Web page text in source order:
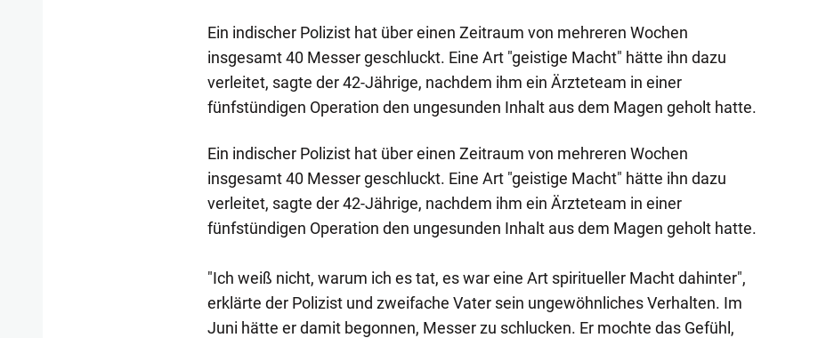
Ein indischer Polizist hat über einen Zeitraum von mehreren Wochen
insgesamt 40 Messer geschluckt. Eine Art "geistige Macht" hätte ihn dazu
verleitet, sagte der 42-Jährige, nachdem ihm ein Ärzteteam in einer
fünfstündigen Operation den ungesunden Inhalt aus dem Magen geholt hatte.
Ein indischer Polizist hat über einen Zeitraum von mehreren Wochen
insgesamt 40 Messer geschluckt. Eine Art "geistige Macht" hätte ihn dazu
verleitet, sagte der 42-Jährige, nachdem ihm ein Ärzteteam in einer
fünfstündigen Operation den ungesunden Inhalt aus dem Magen geholt hatte.
"Ich weiß nicht, warum ich es tat, es war eine Art spiritueller Macht dahinter",
erklärte der Polizist und zweifache Vater sein ungewöhnliches Verhalten. Im
Juni hätte er damit begonnen, Messer zu schlucken. Er mochte das Gefühl,